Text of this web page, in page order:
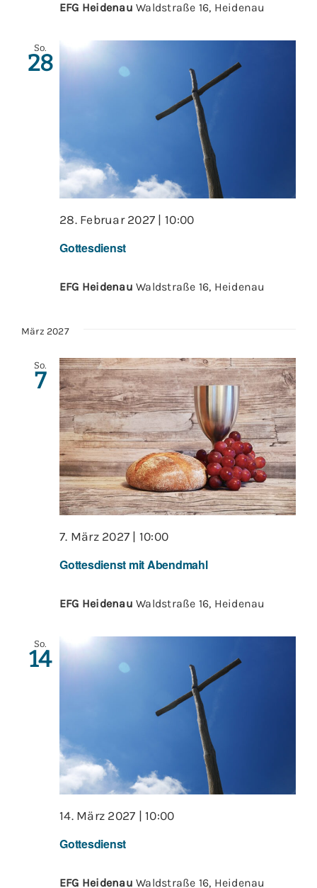
EFG HeidenauWaldstraße 16, Heidenau
So.
28
Gottesdienst
28. Februar 2027 | 10:00
EFG HeidenauWaldstraße 16, Heidenau
März 2027
So.
7
Gottesdienst mit Abendmahl
7. März 2027 | 10:00
EFG HeidenauWaldstraße 16, Heidenau
So.
14
Gottesdienst
14. März 2027 | 10:00
EFG HeidenauWaldstraße 16, Heidenau